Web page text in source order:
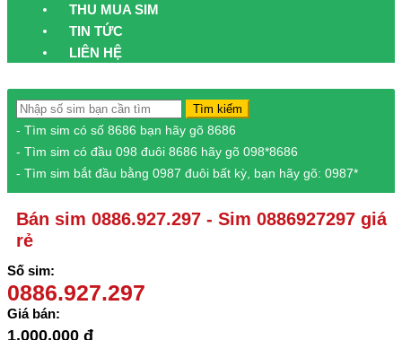
THU MUA SIM
TIN TỨC
LIÊN HỆ
Tìm kiếm
- Tìm sim có số 8686 bạn hãy gõ 8686
- Tìm sim có đầu 098 đuôi 8686 hãy gõ 098*8686
- Tìm sim bắt đầu bằng 0987 đuôi bất kỳ, bạn hãy gõ: 0987*
Bán sim 0886.927.297 - Sim 0886927297 giá
rẻ
Số sim:
0886.927.297
Giá bán:
1,000,000 đ